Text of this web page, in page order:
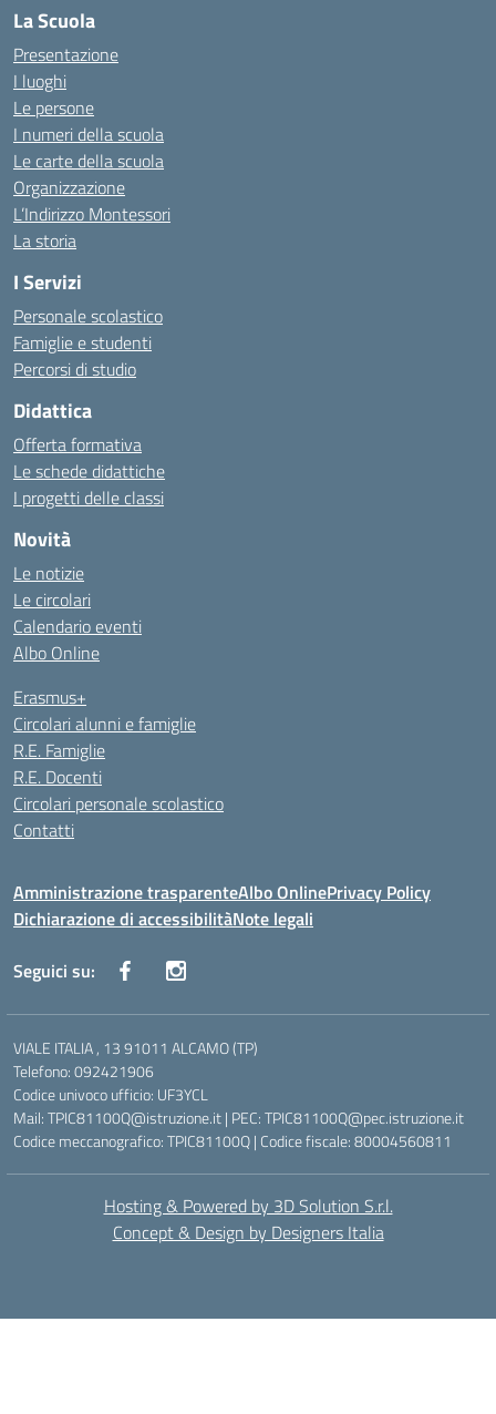
La Scuola
Presentazione
I luoghi
Le persone
I numeri della scuola
Le carte della scuola
Organizzazione
L’Indirizzo Montessori
La storia
I Servizi
Personale scolastico
Famiglie e studenti
Percorsi di studio
Didattica
Offerta formativa
Le schede didattiche
I progetti delle classi
Novità
Le notizie
Le circolari
Calendario eventi
Albo Online
Erasmus+
Circolari alunni e famiglie
R.E. Famiglie
R.E. Docenti
Circolari personale scolastico
Contatti
Amministrazione trasparenteAlbo OnlinePrivacy Policy
Dichiarazione di accessibilitàNote legali
Seguici su:
VIALE ITALIA , 13 91011 ALCAMO (TP)
Telefono: 092421906
Codice univoco ufficio: UF3YCL
Mail: TPIC81100Q@istruzione.it | PEC: TPIC81100Q@pec.istruzione.it
Codice meccanografico: TPIC81100Q | Codice fiscale: 80004560811
Hosting & Powered by 3D Solution S.r.l.
Concept & Design by Designers Italia